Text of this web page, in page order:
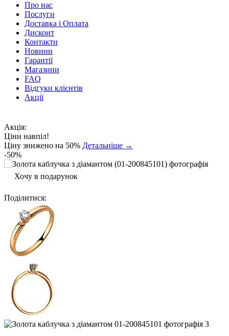
Про нас
Послуги
Доставка і Оплата
Дисконт
Контакти
Новини
Гарантії
Магазини
FAQ
Відгуки клієнтів
Акції
Акція:
Ціни навпіл!
Ціну знижено на 50% Детальніше →
-50%
Хочу в подарунок
Поділитися: